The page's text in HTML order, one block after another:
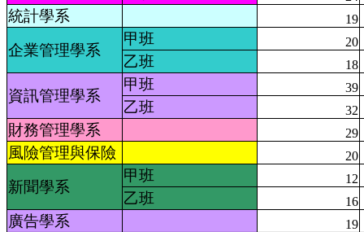
統計學系 19
企業管理學系
甲班 20
乙班 18
資訊管理學系
甲班 39
乙班 32
財務管理學系 29
風險管理與保險 20
新聞學系
甲班 12
乙班 16
廣告學系 19